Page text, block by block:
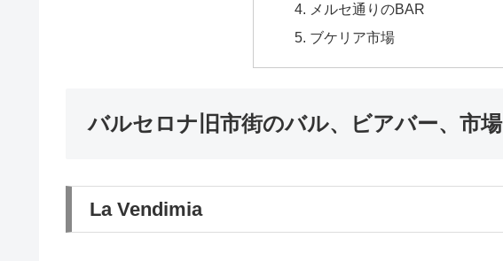
メルセ通りのBAR
ブケリア市場
バルセロナ旧市街のバル、ビアバー、市場
La Vendimia